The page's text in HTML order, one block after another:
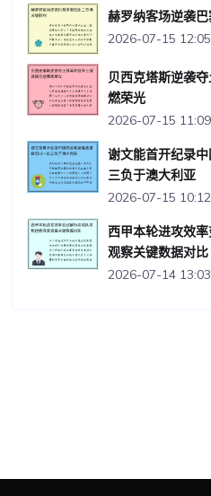
赫罗纳客场逆袭
2026-07-15
贝西克塔斯逆袭
燃荣光
2026-07-15
谢文能首开纪录
三负于澳大利亚
2026-07-15
西甲本轮进攻效
观察关键数据对比
2026-07-14